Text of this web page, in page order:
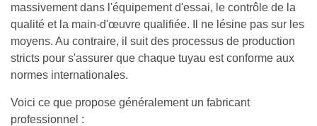
massivement dans l'équipement d'essai, le contrôle de la
qualité et la main-d'œuvre qualifiée. Il ne lésine pas sur les
moyens. Au contraire, il suit des processus de production
stricts pour s'assurer que chaque tuyau est conforme aux
normes internationales.
Voici ce que propose généralement un fabricant
professionnel :